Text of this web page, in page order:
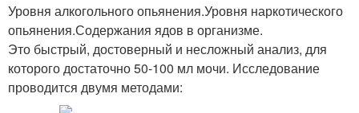
Уровня алкогольного опьянения.Уровня наркотического
опьянения.Содержания ядов в организме.
Это быстрый, достоверный и несложный анализ, для
которого достаточно 50-100 мл мочи. Исследование
проводится двумя методами: